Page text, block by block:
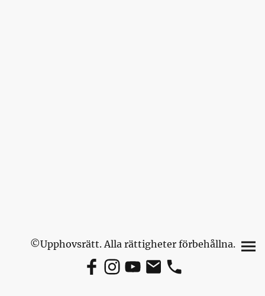
©Upphovsrätt. Alla rättigheter förbehållna.